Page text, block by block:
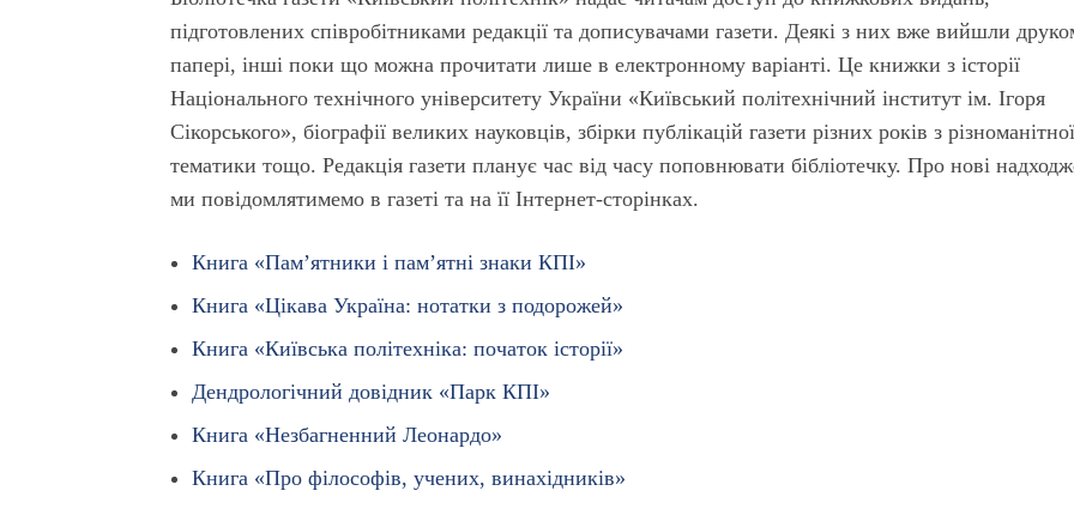
підготовлених співробітниками редакції та дописувачами газети. Деякі з них вже вийшли
папері, інші поки що можна прочитати лише в електронному варіанті. Це книжки з історії
Національного технічного університету України «Київський політехнічний інститут ім. Ігоря
Сікорського», біографії великих науковців, збірки публікацій газети різних років з
тематики тощо. Редакція газети планує час від часу поповнювати бібліотечку. Про нові
ми повідомлятимемо в газеті та на її Інтернет-сторінках.
Книга «Пам’ятники і пам’ятні знаки КПІ»
Книга «Цікава Україна: нотатки з подорожей»
Книга «Київська політехніка: початок історії»
Дендрологічний довідник «Парк КПІ»
Книга «Незбагненний Леонардо»
Книга «Про філософів, учених, винахідників»